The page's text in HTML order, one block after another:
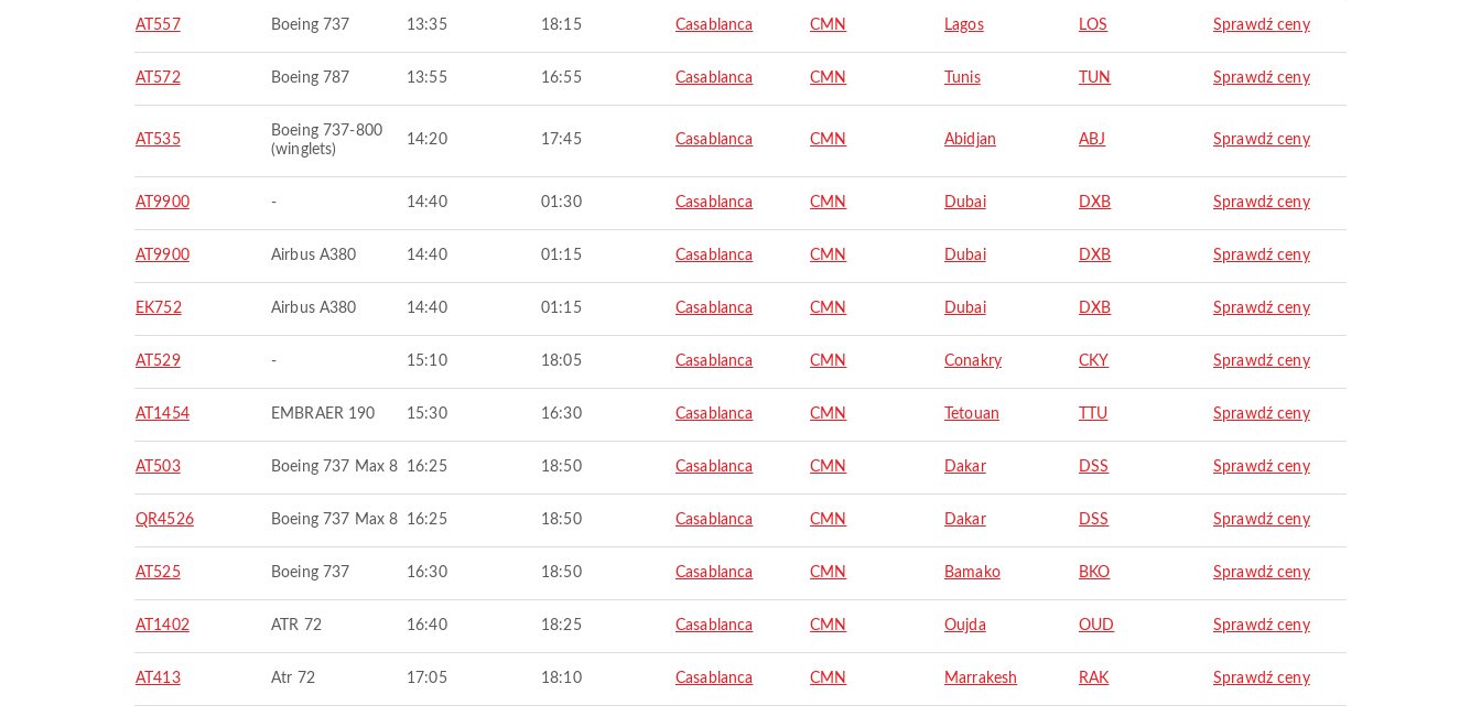
AT557 Boeing 737 13:35 18:15 Casablanca CMN Lagos LOS Sprawdź ceny
AT572 Boeing 787 13:55 16:55 Casablanca CMN Tunis TUN Sprawdź ceny
AT535
Boeing 737-800
(winglets)
14:20 17:45 Casablanca CMN Abidjan ABJ Sprawdź ceny
AT9900 - 14:40 01:30 Casablanca CMN Dubai DXB Sprawdź ceny
AT9900 Airbus A380 14:40 01:15 Casablanca CMN Dubai DXB Sprawdź ceny
EK752 Airbus A380 14:40 01:15 Casablanca CMN Dubai DXB Sprawdź ceny
AT529 - 15:10 18:05 Casablanca CMN Conakry CKY Sprawdź ceny
AT1454 EMBRAER 190 15:30 16:30 Casablanca CMN Tetouan TTU Sprawdź ceny
AT503 Boeing 737 Max 8 16:25 18:50 Casablanca CMN Dakar DSS Sprawdź ceny
QR4526 Boeing 737 Max 8 16:25 18:50 Casablanca CMN Dakar DSS Sprawdź ceny
AT525 Boeing 737 16:30 18:50 Casablanca CMN Bamako BKO Sprawdź ceny
AT1402 ATR 72 16:40 18:25 Casablanca CMN Oujda OUD Sprawdź ceny
AT413 Atr 72 17:05 18:10 Casablanca CMN Marrakesh RAK Sprawdź ceny